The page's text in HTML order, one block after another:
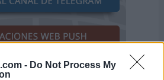
- Do Not Process My